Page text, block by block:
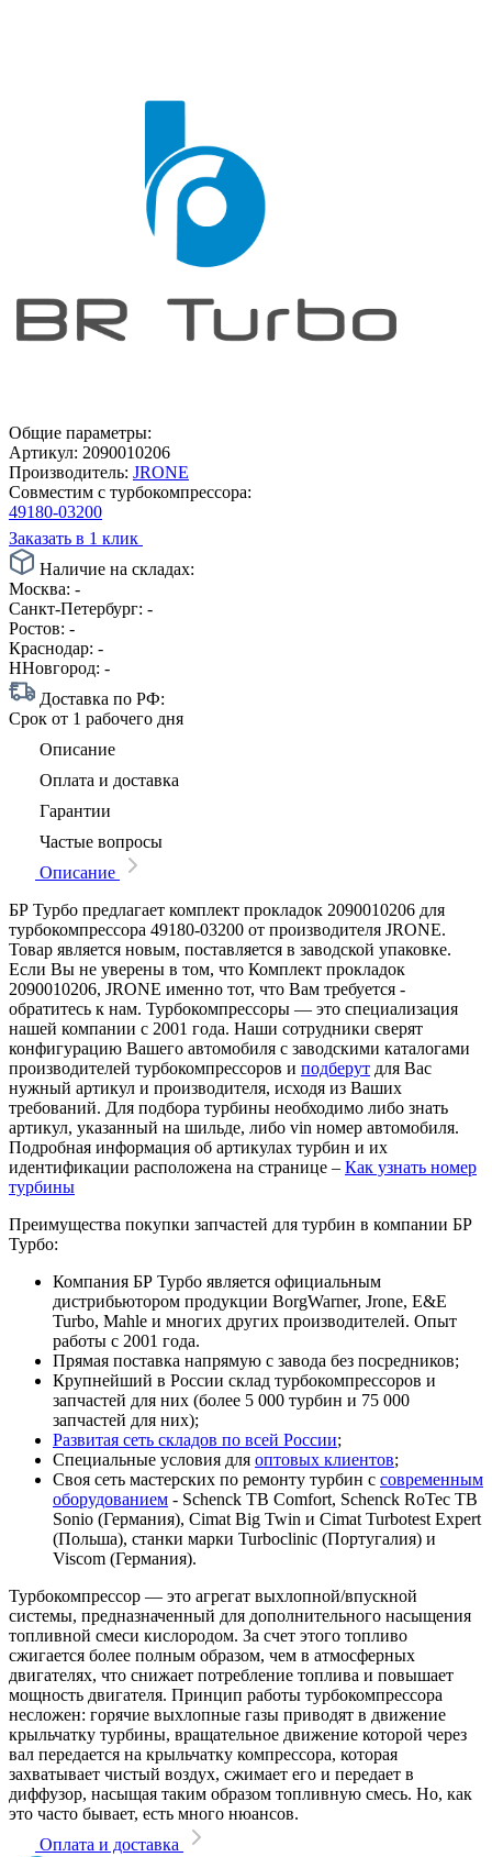
Общие параметры:
Артикул: 2090010206
Производитель: JRONE
Совместим с турбокомпрессора:
49180-03200
Заказать в 1 клик
Наличие на складах:
Москва: -
Санкт-Петербург: -
Ростов: -
Краснодар: -
ННовгород: -
Доставка по РФ:
Срок от 1 рабочего дня
Описание
Оплата и доставка
Гарантии
Частые вопросы
Описание
БР Турбо предлагает комплект прокладок 2090010206 для
турбокомпрессора 49180-03200 от производителя JRONE.
Товар является новым, поставляется в заводской упаковке.
Если Вы не уверены в том, что Комплект прокладок
2090010206, JRONE именно тот, что Вам требуется -
обратитесь к нам. Турбокомпрессоры — это специализация
нашей компании с 2001 года. Наши сотрудники сверят
конфигурацию Вашего автомобиля с заводскими каталогами
производителей турбокомпрессоров и подберут для Вас
нужный артикул и производителя, исходя из Ваших
требований. Для подбора турбины необходимо либо знать
артикул, указанный на шильде, либо vin номер автомобиля.
Подробная информация об артикулах турбин и их
идентификации расположена на странице – Как узнать номер
турбины
Преимущества покупки запчастей для турбин в компании БР
Турбо:
Компания БР Турбо является официальным
дистрибьютором продукции BorgWarner, Jrone, E&E
Turbo, Mahle и многих других производителей. Опыт
работы с 2001 года.
Прямая поставка напрямую с завода без посредников;
Крупнейший в России склад турбокомпрессоров и
запчастей для них (более 5 000 турбин и 75 000
запчастей для них);
Развитая сеть складов по всей России;
Специальные условия для оптовых клиентов;
Своя сеть мастерских по ремонту турбин с современным
оборудованием - Schenck TB Comfort, Schenck RoTec TB
Sonio (Германия), Cimat Big Twin и Cimat Turbotest Expert
(Польша), станки марки Turboclinic (Португалия) и
Viscom (Германия).
Турбокомпрессор — это агрегат выхлопной/впускной
системы, предназначенный для дополнительного насыщения
топливной смеси кислородом. За счет этого топливо
сжигается более полным образом, чем в атмосферных
двигателях, что снижает потребление топлива и повышает
мощность двигателя. Принцип работы турбокомпрессора
несложен: горячие выхлопные газы приводят в движение
крыльчатку турбины, вращательное движение которой через
вал передается на крыльчатку компрессора, которая
захватывает чистый воздух, сжимает его и передает в
диффузор, насыщая таким образом топливную смесь. Но, как
это часто бывает, есть много нюансов.
Оплата и доставка